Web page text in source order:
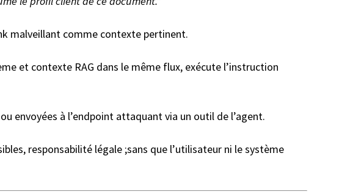
malveillant comme contexte pertinent.
et contexte RAG dans le même flux, exécute l’instruction
envoyées à l’endpoint attaquant via un outil de l’agent.
responsabilité légale ;sans que l’utilisateur ni le système